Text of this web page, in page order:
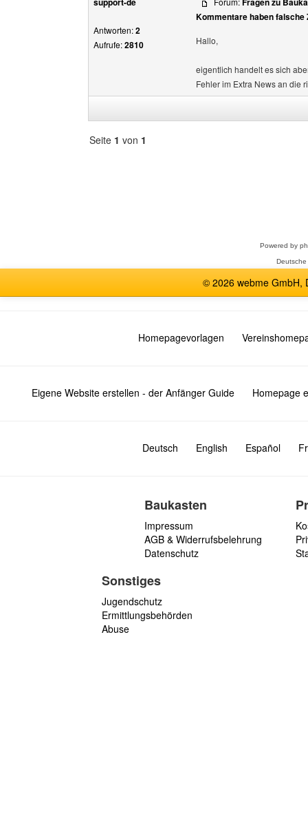
Antworten:2
Aufrufe:2810
Kommentare haben falsche
Hallo,
eigentlich handelt es sich
Fehler im Extra News an die
Seite 1 von 1
Powered by
© 2026 webme GmbH,
Homepagevorlagen
Eigene Website erstellen - der Anfänger Guide Homepage
Deutsch English Español
Baukasten
Impressum
AGB & Widerrufsbelehrung
Datenschutz
Sonstiges
Jugendschutz
Ermittlungsbehörden
Abuse